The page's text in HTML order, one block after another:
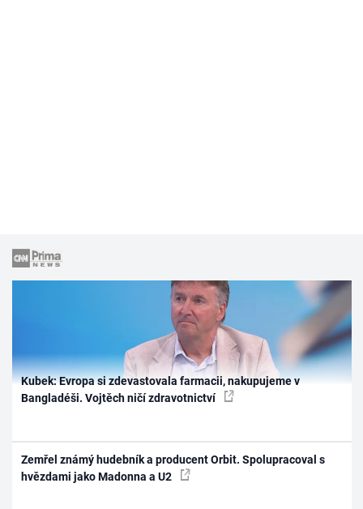
Kubek: Evropa si zdevastovala farmacii, nakupujeme v
Bangladéši. Vojtěch ničí zdravotnictví
Zemřel známý hudebník a producent Orbit. Spolupracoval s
hvězdami jako Madonna a U2